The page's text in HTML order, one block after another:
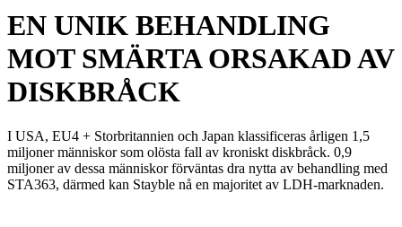
EN UNIK BEHANDLING
MOT SMÄRTA ORSAKAD AV
DISKBRÅCK
I USA, EU4 + Storbritannien och Japan klassificeras årligen 1,5
miljoner människor som olösta fall av kroniskt diskbråck. 0,9
miljoner av dessa människor förväntas dra nytta av behandling med
STA363, därmed kan Stayble nå en majoritet av LDH-marknaden.